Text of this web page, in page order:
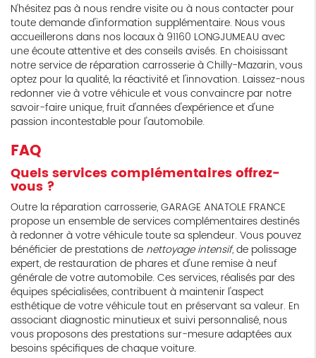
N'hésitez pas à nous rendre visite ou à nous contacter pour
toute demande d'information supplémentaire. Nous vous
accueillerons dans nos locaux à 91160 LONGJUMEAU avec
une écoute attentive et des conseils avisés. En choisissant
notre service de réparation carrosserie à Chilly-Mazarin, vous
optez pour la qualité, la réactivité et l'innovation. Laissez-nous
redonner vie à votre véhicule et vous convaincre par notre
savoir-faire unique, fruit d'années d'expérience et d'une
passion incontestable pour l'automobile.
FAQ
Quels services complémentaires offrez-
vous ?
Outre la réparation carrosserie, GARAGE ANATOLE FRANCE
propose un ensemble de services complémentaires destinés
à redonner à votre véhicule toute sa splendeur. Vous pouvez
bénéficier de prestations de nettoyage intensif, de polissage
expert, de restauration de phares et d'une remise à neuf
générale de votre automobile. Ces services, réalisés par des
équipes spécialisées, contribuent à maintenir l'aspect
esthétique de votre véhicule tout en préservant sa valeur. En
associant diagnostic minutieux et suivi personnalisé, nous
vous proposons des prestations sur-mesure adaptées aux
besoins spécifiques de chaque voiture.